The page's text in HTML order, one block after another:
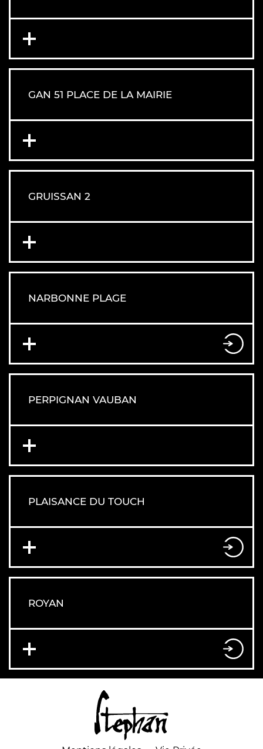
GAN 51 PLACE DE LA MAIRIE
GRUISSAN 2
NARBONNE PLAGE
PERPIGNAN VAUBAN
PLAISANCE DU TOUCH
ROYAN